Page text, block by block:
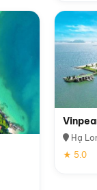
Hạ
★ 5.0